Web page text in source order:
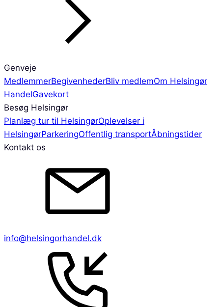
Genveje
MedlemmerBegivenhederBliv medlemOm Helsingør
HandelGavekort
Besøg Helsingør
Planlæg tur til HelsingørOplevelser i
HelsingørParkeringOffentlig transportÅbningstider
Kontakt os
info@helsingorhandel.dk